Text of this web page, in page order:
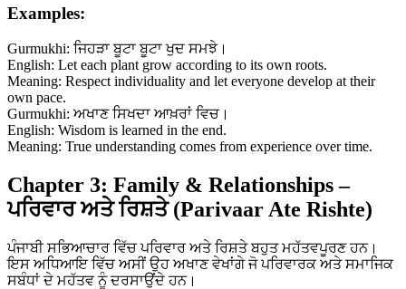
Examples:
Gurmukhi: ਜਿਹੜਾ ਬੂਟਾ ਬੂਟਾ ਖੁਦ ਸਮਝੇ।
English: Let each plant grow according to its own roots.
Meaning: Respect individuality and let everyone develop at their
own pace.
Gurmukhi: ਅਖਾਣ ਸਿਖਦਾ ਆਖ਼ਰਾਂ ਵਿਚ।
English: Wisdom is learned in the end.
Meaning: True understanding comes from experience over time.
Chapter 3: Family & Relationships –
ਪਰਿਵਾਰ ਅਤੇ ਰਿਸ਼ਤੇ (Parivaar Ate Rishte)
ਪੰਜਾਬੀ ਸਭਿਆਚਾਰ ਵਿੱਚ ਪਰਿਵਾਰ ਅਤੇ ਰਿਸ਼ਤੇ ਬਹੁਤ ਮਹੱਤਵਪੂਰਣ ਹਨ।
ਇਸ ਅਧਿਆਇ ਵਿੱਚ ਅਸੀਂ ਉਹ ਅਖਾਣ ਵੇਖਾਂਗੇ ਜੋ ਪਰਿਵਾਰਕ ਅਤੇ ਸਮਾਜਿਕ
ਸਬੰਧਾਂ ਦੇ ਮਹੱਤਵ ਨੂੰ ਦਰਸਾਉਂਦੇ ਹਨ।